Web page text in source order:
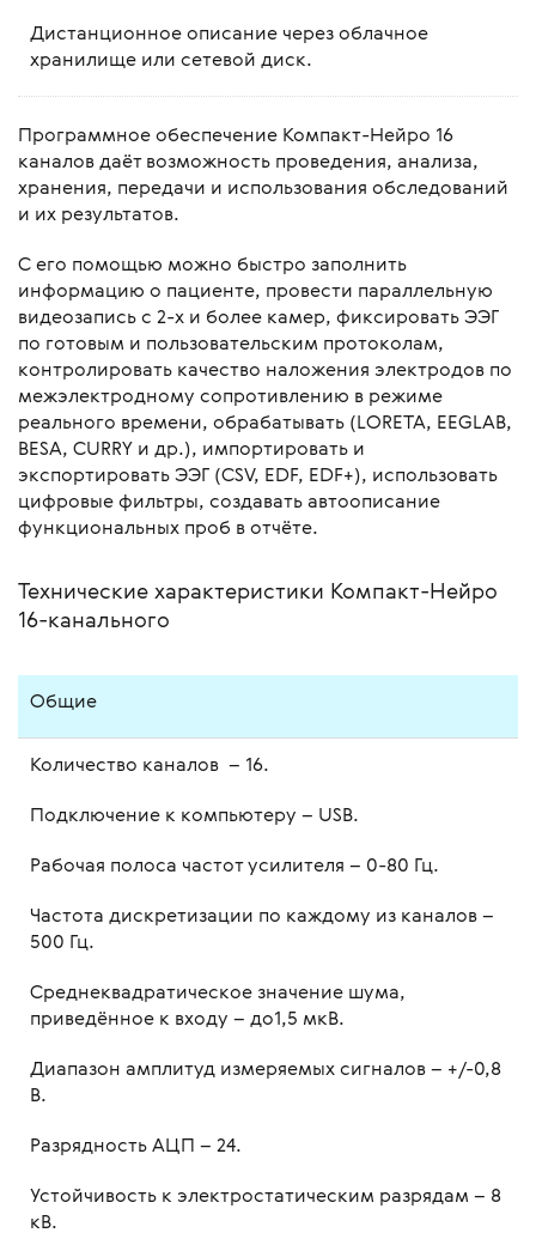
Дистанционное описание через облачное
хранилище или сетевой диск.
Программное обеспечение Компакт-Нейро 16
каналов даёт возможность проведения, анализа,
хранения, передачи и использования обследований
и их результатов.
С его помощью можно быстро заполнить
информацию о пациенте, провести параллельную
видеозапись с 2-х и более камер, фиксировать ЭЭГ
по готовым и пользовательским протоколам,
контролировать качество наложения электродов по
межэлектродному сопротивлению в режиме
реального времени, обрабатывать (LORETA, EEGLAB,
BESA, CURRY и др.), импортировать и
экспортировать ЭЭГ (CSV, EDF, EDF+), использовать
цифровые фильтры, создавать автоописание
функциональных проб в отчёте.
Технические характеристики Компакт-Нейро
16-канального
Общие
Количество каналов – 16.
Подключение к компьютеру – USB.
Рабочая полоса частот усилителя – 0-80 Гц.
Частота дискретизации по каждому из каналов –
500 Гц.
Среднеквадратическое значение шума,
приведённое к входу – до1,5 мкВ.
Диапазон амплитуд измеряемых сигналов – +/-0,8
В.
Разрядность АЦП – 24.
Устойчивость к электростатическим разрядам – 8
кВ.